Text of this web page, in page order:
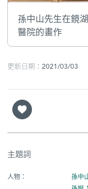
孫中山先生在鏡湖
醫院的畫作
更新日期：2021/03/03
主題詞
人物：
孫中